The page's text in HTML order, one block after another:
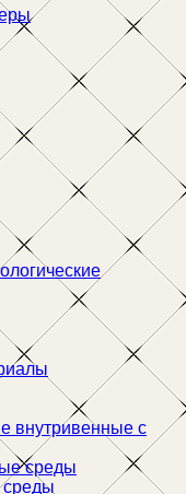
внутривенные с
среды
среды